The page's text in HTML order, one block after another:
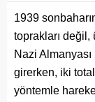
1939
toprakları değil,
Nazi
girerken, iki
yöntemle